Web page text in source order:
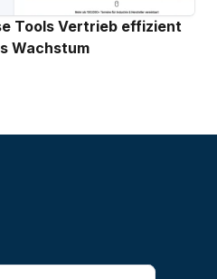
Tools Vertrieb effizient
Wachstum